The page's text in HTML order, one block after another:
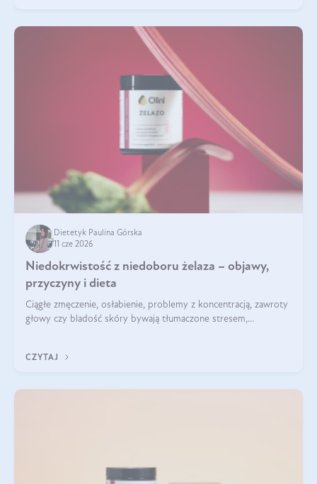
Dietetyk Paulina Górska
11 cze 2026
Niedokrwistość z niedoboru żelaza – objawy,
przyczyny i dieta
Ciągłe zmęczenie, osłabienie, problemy z koncentracją, zawroty
głowy czy bladość skóry bywają tłumaczone stresem,
CZYTAJ